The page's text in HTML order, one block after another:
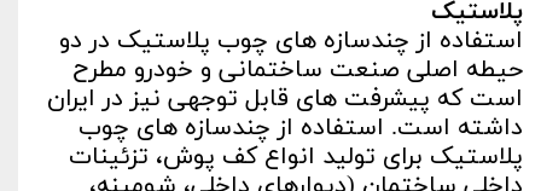
پلاستیک
استفاده از چندسازه های چوب پلاستیک در دو
حیطه اصلی صنعت ساختمانی و خودرو مطرح
است که پیشرفت های قابل توجهی نیز در ایران
داشته است. استفاده از چندسازه های چوب
پلاستیک برای تولید انواع کف پوش، تزئینات